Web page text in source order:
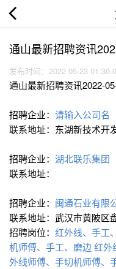
通山最新招聘资讯
发布时间：2022-05-23
通山最新招聘资讯2022-
招聘企业： 请输入公司名
联系地址：东湖新技术开
招聘企业： 湖北联乐集团
联系地址：
招聘企业： 闽通石业有限
联系地址：武汉市黄陂区
招聘岗位： 红外线、手工
机师傅、手工、磨边 红外
外线师傅、手切机师傅、